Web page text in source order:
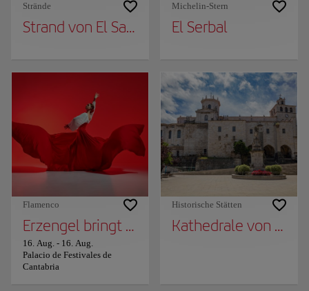
Strände
Strand von El Sardinero
Michelin-Stern
El Serbal
Flamenco
Erzengel bringt FIS seinen „Flämischen
16. Aug. - 16. Aug.
Palacio de Festivales de
Cantabria
Historische Stätten
Kathedrale von